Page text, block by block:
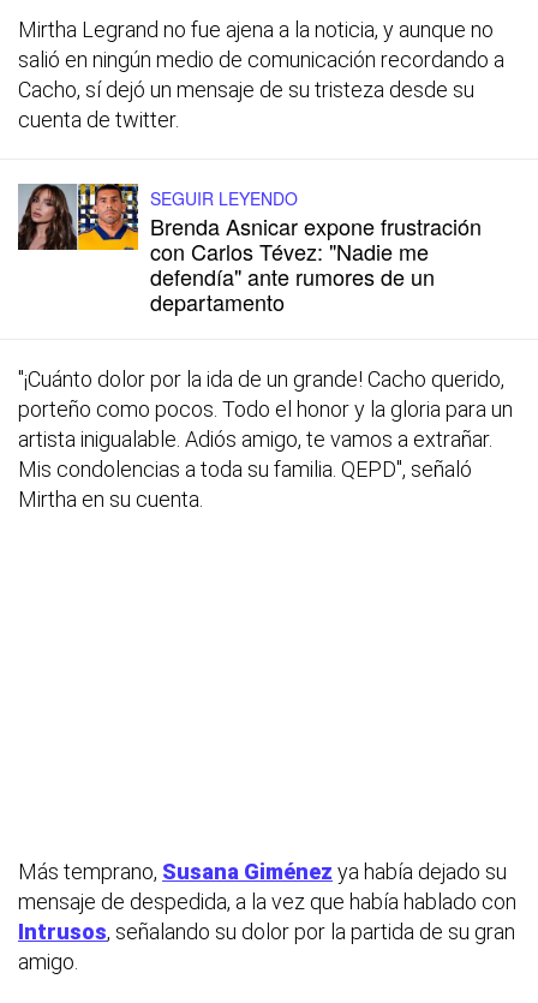
Mirtha Legrand no fue ajena a la noticia, y aunque no
salió en ningún medio de comunicación recordando a
Cacho, sí dejó un mensaje de su tristeza desde su
cuenta de twitter.
SEGUIR LEYENDO
Brenda Asnicar expone frustración
con Carlos Tévez: "Nadie me
defendía" ante rumores de un
departamento
"¡Cuánto dolor por la ida de un grande! Cacho querido,
porteño como pocos. Todo el honor y la gloria para un
artista inigualable. Adiós amigo, te vamos a extrañar.
Mis condolencias a toda su familia. QEPD", señaló
Mirtha en su cuenta.
Más temprano, Susana Giménez ya había dejado su
mensaje de despedida, a la vez que había hablado con
Intrusos, señalando su dolor por la partida de su gran
amigo.